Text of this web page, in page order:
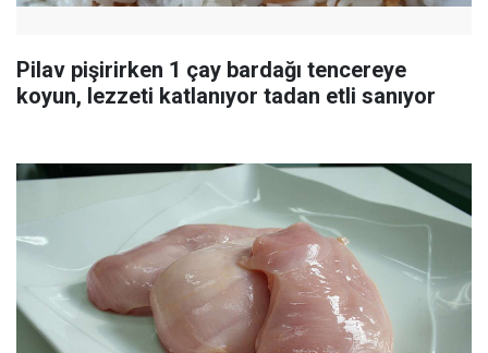
Pilav pişirirken 1 çay bardağı tencereye
koyun, lezzeti katlanıyor tadan etli sanıyor